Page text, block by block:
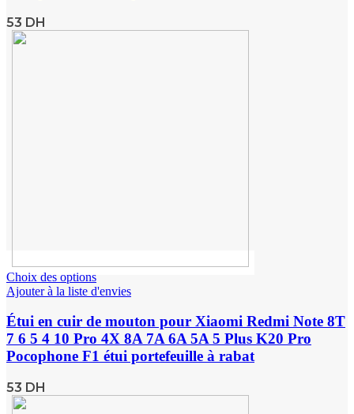
53 DH
Choix des options
Ajouter à la liste d'envies
Étui en cuir de mouton pour Xiaomi Redmi Note 8T
7 6 5 4 10 Pro 4X 8A 7A 6A 5A 5 Plus K20 Pro
Pocophone F1 étui portefeuille à rabat
53 DH